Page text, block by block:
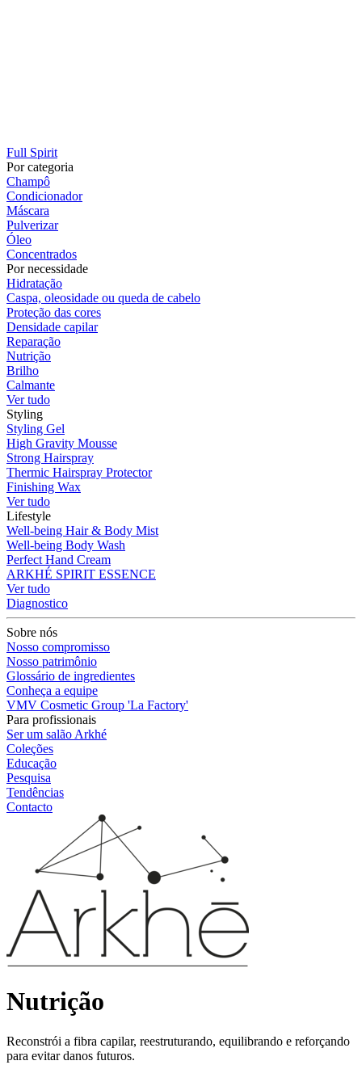
Full Spirit
Por categoria
Champô
Condicionador
Máscara
Pulverizar
Óleo
Concentrados
Por necessidade
Hidratação
Caspa, oleosidade ou queda de cabelo
Proteção das cores
Densidade capilar
Reparação
Nutrição
Brilho
Calmante
Ver tudo
Styling
Styling Gel
High Gravity Mousse
Strong Hairspray
Thermic Hairspray Protector
Finishing Wax
Ver tudo
Lifestyle
Well-being Hair & Body Mist
Well-being Body Wash
Perfect Hand Cream
ARKHÉ SPIRIT ESSENCE
Ver tudo
Diagnostico
Sobre nós
Nosso compromisso
Nosso patrimônio
Glossário de ingredientes
Conheça a equipe
VMV Cosmetic Group 'La Factory'
Para profissionais
Ser um salão Arkhé
Coleções
Educação
Pesquisa
Tendências
Contacto
Nutrição
Reconstrói a fibra capilar, reestruturando, equilibrando e reforçando
para evitar danos futuros.